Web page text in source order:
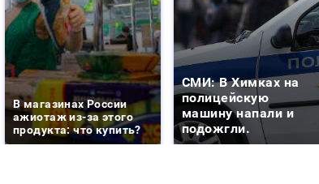
В магазинах России
ажиотаж из-за этого
продукта: что купить?
СМИ: В Химках на
полицейскую
машину напали и
подожгли.